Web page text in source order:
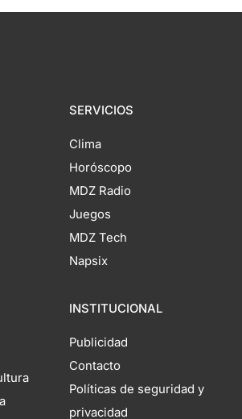
SERVICIOS
Clima
Horóscopo
MDZ Radio
Juegos
MDZ Tech
Napsix
INSTITUCIONAL
Publicidad
Contacto
Políticas de seguridad y
privacidad